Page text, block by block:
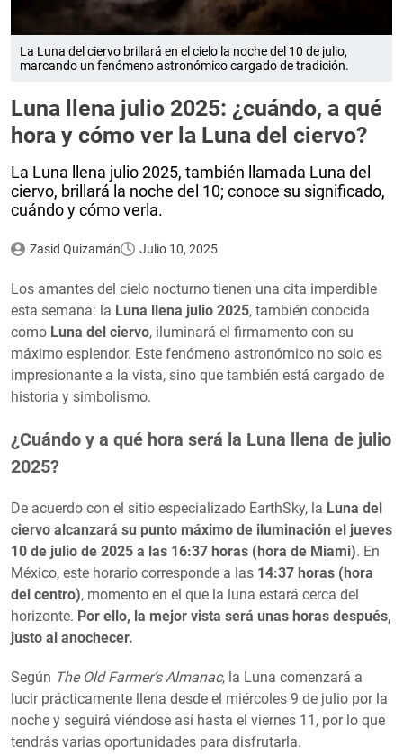
La Luna del ciervo brillará en el cielo la noche del 10 de julio,
marcando un fenómeno astronómico cargado de tradición.
Luna llena julio 2025: ¿cuándo, a qué
hora y cómo ver la Luna del ciervo?
La Luna llena julio 2025, también llamada Luna del
ciervo, brillará la noche del 10; conoce su significado,
cuándo y cómo verla.
Zasid Quizamán Julio 10, 2025
Los amantes del cielo nocturno tienen una cita imperdible
esta semana: la Luna llena julio 2025, también conocida
como Luna del ciervo, iluminará el firmamento con su
máximo esplendor. Este fenómeno astronómico no solo es
impresionante a la vista, sino que también está cargado de
historia y simbolismo.
¿Cuándo y a qué hora será la Luna llena de julio
2025?
De acuerdo con el sitio especializado EarthSky, la Luna del
ciervo alcanzará su punto máximo de iluminación el jueves
10 de julio de 2025 a las 16:37 horas (hora de Miami). En
México, este horario corresponde a las 14:37 horas (hora
del centro), momento en el que la luna estará cerca del
horizonte. Por ello, la mejor vista será unas horas después,
justo al anochecer.
Según The Old Farmer’s Almanac, la Luna comenzará a
lucir prácticamente llena desde el miércoles 9 de julio por la
noche y seguirá viéndose así hasta el viernes 11, por lo que
tendrás varias oportunidades para disfrutarla.